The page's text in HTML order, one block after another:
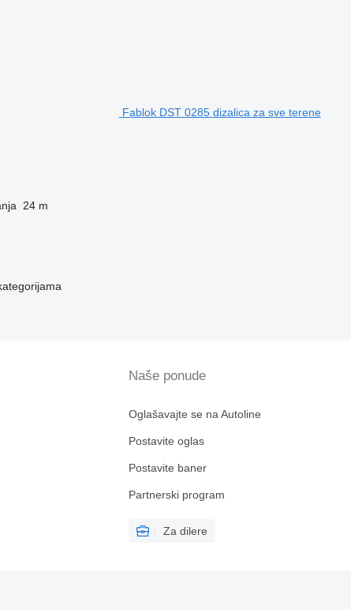
Fablok DST 0285 dizalica za sve terene
24 m
Naše ponude
Oglašavajte se na Autoline
Postavite oglas
Postavite baner
Partnerski program
Za dilere